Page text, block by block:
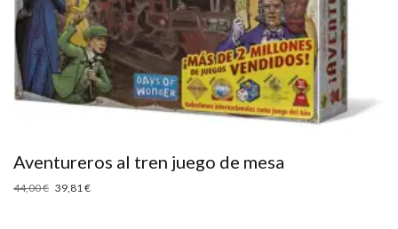
Aventureros al tren juego de mesa
44,00€ 39,81 €